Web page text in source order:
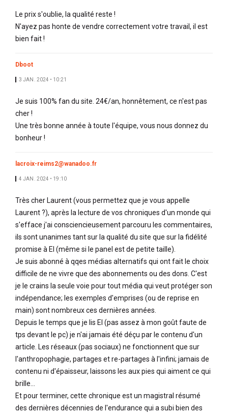
Le prix s'oublie, la qualité reste !
N'ayez pas honte de vendre correctement votre travail, il est
bien fait !
Dboot
3 JAN. 2024 • 10:21
Je suis 100% fan du site. 24€/an, honnêtement, ce n'est pas
cher !
Une très bonne année à toute l'équipe, vous nous donnez du
bonheur !
lacroix-reims2@wanadoo.fr
4 JAN. 2024 • 19:10
Très cher Laurent (vous permettez que je vous appelle
Laurent ?), après la lecture de vos chroniques d'un monde qui
s'efface j'ai consciencieusement parcouru les commentaires,
ils sont unanimes tant sur la qualité du site que sur la fidélité
promise à EI (même si le panel est de petite taille).
Je suis abonné à qqes médias alternatifs qui ont fait le choix
difficile de ne vivre que des abonnements ou des dons. C'est
je le crains la seule voie pour tout média qui veut protéger son
indépendance; les exemples d'emprises (ou de reprise en
main) sont nombreux ces dernières années.
Depuis le temps que je lis EI (pas assez à mon goût faute de
tps devant le pc) je n'ai jamais été déçu par le contenu d'un
article. Les réseaux (pas sociaux) ne fonctionnent que sur
l'anthropophagie, partages et re-partages à l'infini; jamais de
contenu ni d'épaisseur, laissons les aux pies qui aiment ce qui
brille...
Et pour terminer, cette chronique est un magistral résumé
des dernières décennies de l'endurance qui a subi bien des